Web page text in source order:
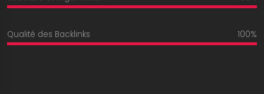
Qualité des Backlinks 100%